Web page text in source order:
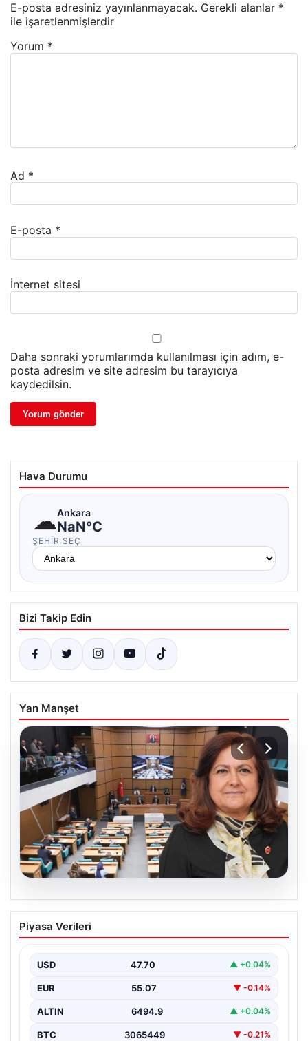
E-posta adresiniz yayınlanmayacak. Gerekli alanlar *
ile işaretlenmişlerdir
Yorum *
Ad *
E-posta *
İnternet sitesi
Daha sonraki yorumlarımda kullanılması için adım, e-
posta adresim ve site adresim bu tarayıcıya
kaydedilsin.
Hava Durumu
☁Ankara
NaN°C
ŞEHIR SEÇ
Bizi Takip Edin
Yan Manşet
Üsküdar Belediyesi’nde başkanvekili
Sibel Tan Çetinkaya oldu
Piyasa Verileri
USD 47.70 ▲ +0.04%
EUR 55.07 ▼ -0.14%
ALTIN 6494.9 ▲ +0.04%
BTC 3065449 ▼ -0.21%